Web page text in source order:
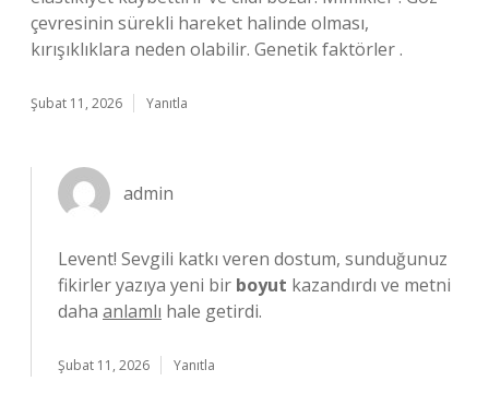
çevresinin sürekli hareket halinde olması,
kırışıklıklara neden olabilir. Genetik faktörler .
Şubat 11, 2026 Yanıtla
admin
Levent! Sevgili katkı veren dostum, sunduğunuz
fikirler yazıya yeni bir boyut kazandırdı ve metni
daha anlamlı hale getirdi.
Şubat 11, 2026 Yanıtla